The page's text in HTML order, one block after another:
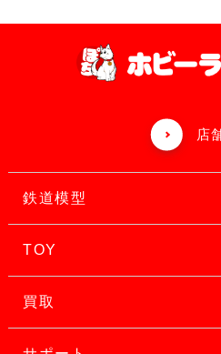
店
鉄道模型
TOY
買取